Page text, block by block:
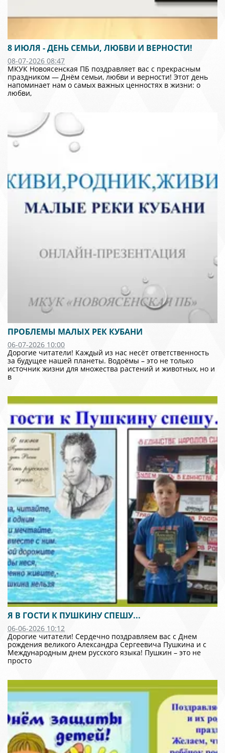
8 ИЮЛЯ - ДЕНЬ СЕМЬИ, ЛЮБВИ И ВЕРНОСТИ!
08-07-2026 08:47
МКУК Новоясенская ПБ поздравляет вас с прекрасным
праздником — Днём семьи, любви и верности! Этот день
напоминает нам о самых важных ценностях в жизни: о
любви,
ПРОБЛЕМЫ МАЛЫХ РЕК КУБАНИ
06-07-2026 10:00
Дорогие читатели! Каждый из нас несёт ответственность
за будущее нашей планеты. Водоёмы – это не только
источник жизни для множества растений и животных, но и
в
Я В ГОСТИ К ПУШКИНУ СПЕШУ...
06-06-2026 10:12
Дорогие читатели! Сердечно поздравляем вас с Днем
рождения великого Александра Сергеевича Пушкина и с
Международным днем русского языка! Пушкин – это не
просто